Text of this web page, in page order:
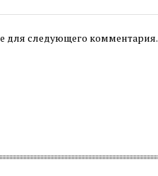
для следующего комментария.